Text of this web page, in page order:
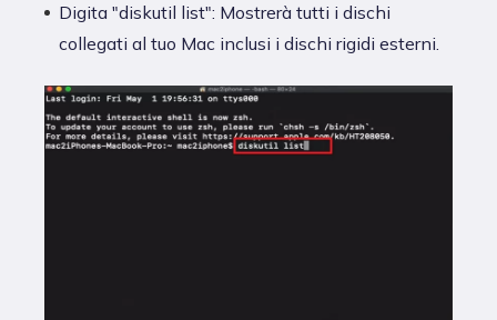
Digita "diskutil list": Mostrerà tutti i dischi
collegati al tuo Mac inclusi i dischi rigidi esterni.